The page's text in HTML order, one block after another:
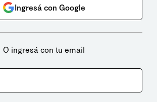
Ingresá con Google
O ingresá con tu email